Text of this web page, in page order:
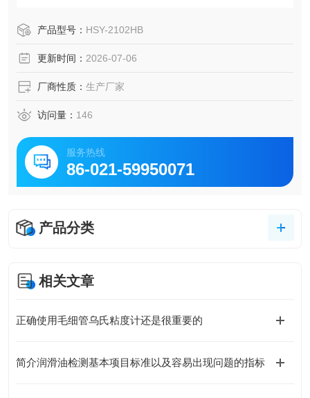
UPI膏为摊于兽皮或布上的黑膏药。专为其软化点测试设计。
产品型号： HSY-2102HB
更新时间： 2026-07-06
厂商性质： 生产厂家
访问量： 146
服务热线
86-021-59950071
产品分类
相关文章
正确使用毛细管乌氏粘度计还是很重要的
简介润滑油检测基本项目标准以及容易出现问题的指标